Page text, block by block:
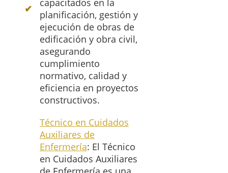
capacitados en la
planificación, gestión y
ejecución de obras de
edificación y obra civil,
asegurando
cumplimiento
normativo, calidad y
eficiencia en proyectos
constructivos.
Técnico en Cuidados
Auxiliares de
Enfermería: El Técnico
en Cuidados Auxiliares